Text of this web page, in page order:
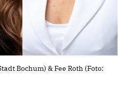
Bochum) & Fee Roth (Foto: